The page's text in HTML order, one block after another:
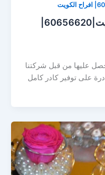
عليها من قبل شركتنا
على توفير كادر كامل